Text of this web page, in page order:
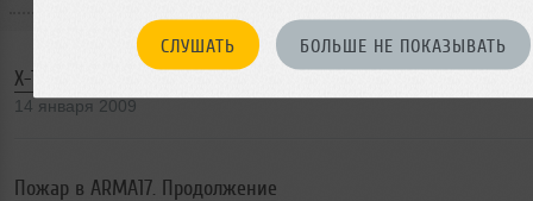
СЛУШАТЬ БОЛЬШЕ НЕ ПОКАЗЫВАТЬ
X-102: Возвращение на Сатурн
14 января 2009
Пожар в ARMA17. Продолжение